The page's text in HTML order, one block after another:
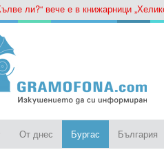
ли?“ вече е в книжарници „Хеликон“
От днес Бургас България